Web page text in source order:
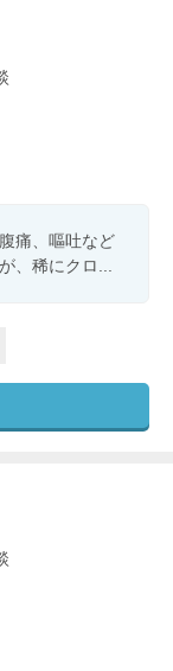
痛、嘔吐など
、稀にクロ...